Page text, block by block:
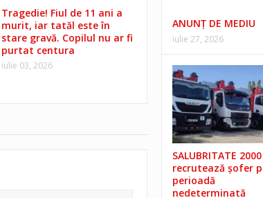
Tragedie! Fiul de 11 ani a
murit, iar tatăl este în
stare gravă. Copilul nu ar fi
purtat centura
iulie 03, 2026
ANUNŢ DE MEDIU
iulie 27, 2026
SALUBRITATE
recrutează șofer
perioadă
nedeterminată